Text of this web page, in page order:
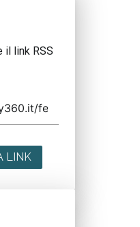
il link RSS
LINK